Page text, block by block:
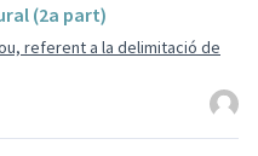
(2a part)
referent a la delimitació de